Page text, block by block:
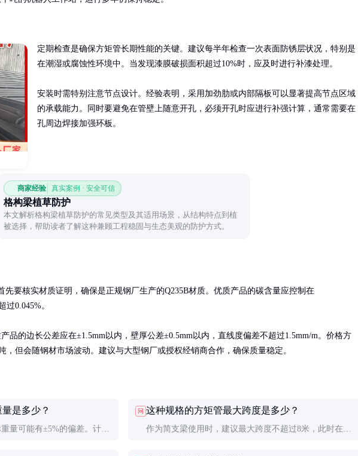
定期检查是确保方矩管长期性能的关键。建议每半年检查一次表面防锈层状况，特别是
在潮湿或腐蚀性环境中。当发现漆膜破损面积超过10%时，应及时进行补漆处理。
安装时需特别注意节点设计。经验表明，采用加劲肋或内部隔板可以显著提高节点区域
的承载能力。同时要避免在管壁上随意开孔，必须开孔时应进行补强计算，通常需要在
孔周边焊接加强环板。
商家经验 真实案例 · 安全可信
格构梁植草防护
本文解析格构梁植草防护的常见类型及其适用场景，从结构特点到植
被选择，帮助读者了解这种兼顾工程稳固与生态美观的防护方式。
先要核实材质证明，确保是正规钢厂生产的Q235B材质。优质产品的碳含量应控制在
过0.045%。
品的边长公差应在±1.5mm以内，壁厚公差±0.5mm以内，直线度偏差不超过1.5mm/m。价格方
，但会随钢材市场波动。建议与大型钢厂或授权经销商合作，确保质量稳定。
是多少？
量可能有±5%的偏差。计算
问 这种规格的方矩管最大跨度是多少？
作为简支梁使用时，建议最大跨度不超过8米，此时在均